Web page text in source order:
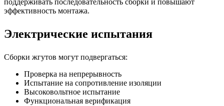
поддерживать последовательность сборки и повышают
эффективность монтажа.
Электрические испытания
Сборки жгутов могут подвергаться:
Проверка на непрерывность
Испытание на сопротивление изоляции
Высоковольтное испытание
Функциональная верификация